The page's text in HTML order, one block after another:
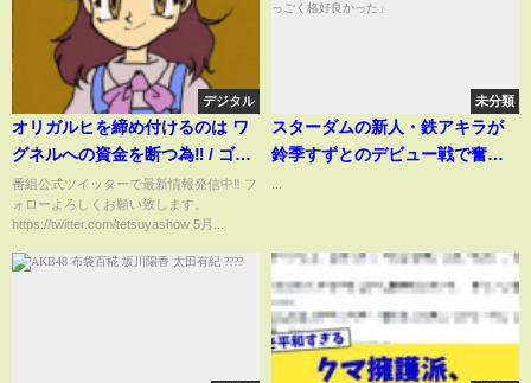
デジタル
オリガルヒを締め付けるのは ワ
グネルへの資金を断つ為‼ / ゴー
ルデンパスが無くなると 永遠の
旅人から放浪者に降格…【渡邉
哲也show】345 Vol.2 /
20220506
番組公式ツイッターで最新情報発信中‼ フ
ォローよろしくお願い致します。
https://twitter.com/tetsuyashow 5月...
未分類
スターダムの新人・鉄アキラが
鈴季すずとのデビュー戦で奮